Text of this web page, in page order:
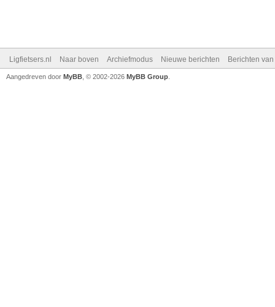
Ligfietsers.nl Naar boven Archiefmodus Nieuwe berichten Berichten
Aangedreven door MyBB , © 2002-2026 MyBB Group